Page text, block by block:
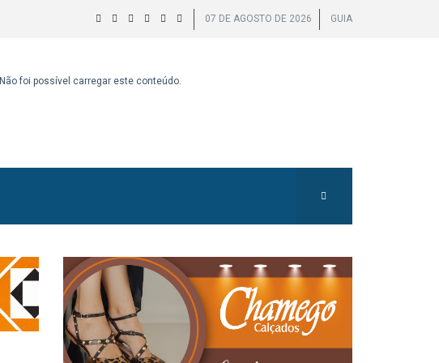
07 DE AGOSTO DE 2026 GUIA
Não foi possível carregar este conteúdo.